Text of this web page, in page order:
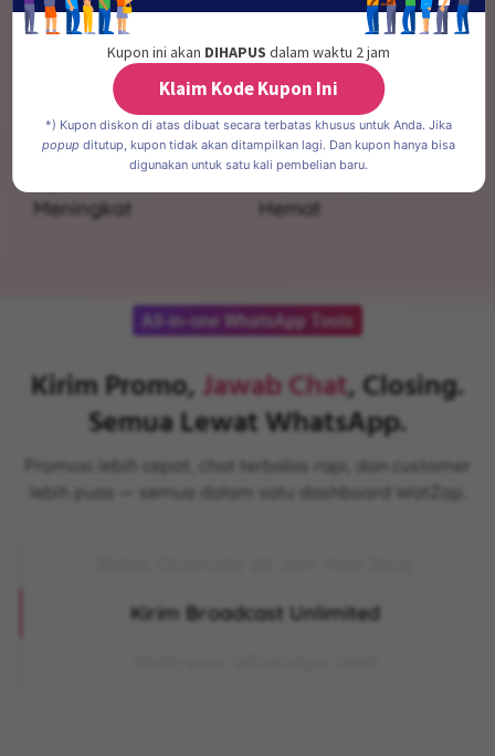
Satu nomor, bisa akses pakai App dan API secara
bersamaan tanpa perlu beli nomor baru.
Meningkat
3x
Hemat
50%
All-in-one WhatsApp Tools
Kirim Promo, Jawab Chat, Closing.
Semua Lewat WhatsApp.
Promosi lebih cepat, chat terbalas rapi, dan customer
lebih puas — semua dalam satu dashboard WatZap.
Kirim Broadcast Unlimited
Kupon ini akan DIHAPUS dalam waktu 2 jam
Klaim Kode Kupon Ini
*) Kupon diskon di atas dibuat secara terbatas khusus untuk Anda. Jika
popup ditutup, kupon tidak akan ditampilkan lagi. Dan kupon hanya bisa
digunakan untuk satu kali pembelian baru.